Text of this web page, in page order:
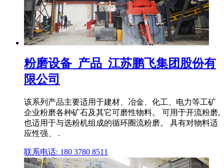
粉磨设备_产品_江苏鹏飞集团股份有
限公司
该系列产品主要适用于建材、冶金、化工、电力等工矿
企业粉磨各种矿石及其它可磨性物料。 可用于开流粉磨,
也适用于与选粉机组成的循环圈流粉磨。 具有对物料适
应性强、 .
联系电话: 180 3780 8511